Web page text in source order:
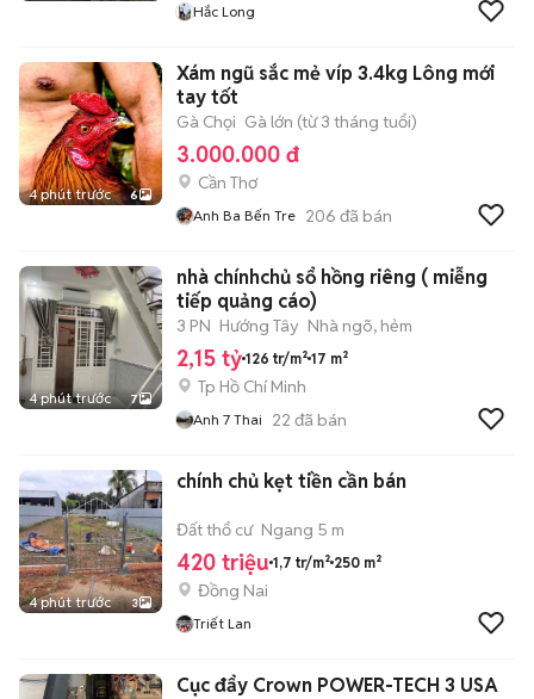
Hắc Long
4 phút trước 6
Xám ngũ sắc mẻ víp 3.4kg Lông mới
tay tốt
Gà Chọi Gà lớn (từ 3 tháng tuổi)
3.000.000 đ
Cần Thơ
Anh Ba Bến Tre 206 đã bán
4 phút trước 7
nhà chínhchủ sổ hồng riêng ( miễng
tiếp quảng cáo)
3 PN Hướng Tây Nhà ngõ, hẻm
2,15 tỷ 126 tr/m² 17 m²
Tp Hồ Chí Minh
Anh 7 Thai 22 đã bán
4 phút trước 3
chính chủ kẹt tiền cần bán
Đất thổ cư Ngang 5 m
420 triệu 1,7 tr/m² 250 m²
Đồng Nai
Triết Lan
Cục đẩy Crown POWER-TECH 3 USA